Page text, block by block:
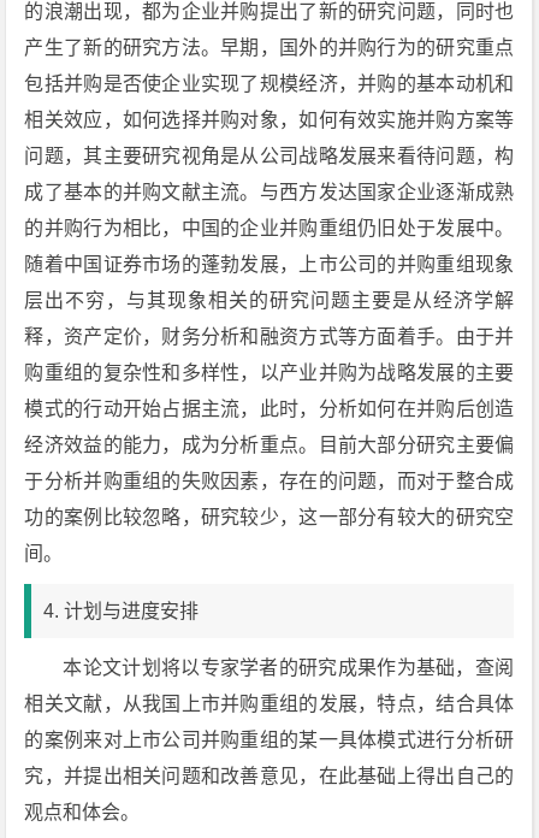
的浪潮出现，都为企业并购提出了新的研究问题，同时也
产生了新的研究方法。早期，国外的并购行为的研究重点
包括并购是否使企业实现了规模经济，并购的基本动机和
相关效应，如何选择并购对象，如何有效实施并购方案等
问题，其主要研究视角是从公司战略发展来看待问题，构
成了基本的并购文献主流。与西方发达国家企业逐渐成熟
的并购行为相比，中国的企业并购重组仍旧处于发展中。
随着中国证券市场的蓬勃发展，上市公司的并购重组现象
层出不穷，与其现象相关的研究问题主要是从经济学解
释，资产定价，财务分析和融资方式等方面着手。由于并
购重组的复杂性和多样性，以产业并购为战略发展的主要
模式的行动开始占据主流，此时，分析如何在并购后创造
经济效益的能力，成为分析重点。目前大部分研究主要偏
于分析并购重组的失败因素，存在的问题，而对于整合成
功的案例比较忽略，研究较少，这一部分有较大的研究空
间。
4. 计划与进度安排
本论文计划将以专家学者的研究成果作为基础，查阅
相关文献，从我国上市并购重组的发展，特点，结合具体
的案例来对上市公司并购重组的某一具体模式进行分析研
究，并提出相关问题和改善意见，在此基础上得出自己的
观点和体会。